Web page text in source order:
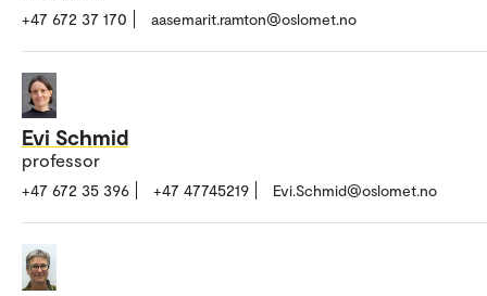
+47 672 37 170 aasemarit.ramton@oslomet.no
Evi Schmid
professor
+47 672 35 396 +47 47745219 Evi.Schmid@oslomet.no